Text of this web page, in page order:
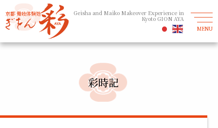
京都 舞妓体験処 Geisha and Maiko Makeover Experience in
Kyoto GION AYA
MENU
彩時記